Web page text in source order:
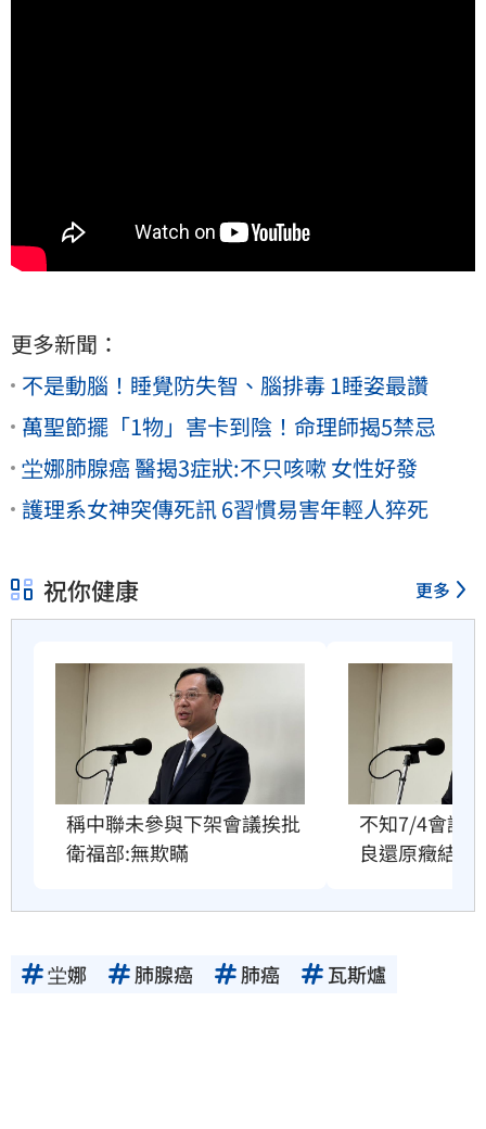
更多新聞：
不是動腦！睡覺防失智、腦排毒 1睡姿最讚
萬聖節擺「1物」害卡到陰！命理師揭5禁忌
坣娜肺腺癌 醫揭3症狀:不只咳嗽 女性好發
護理系女神突傳死訊 6習慣易害年輕人猝死
祝你健康 更多
稱中聯未參與下架會議挨批
衛福部:無欺瞞
不知7/4會議
良還原癥結點
坣娜 肺腺癌 肺癌 瓦斯爐